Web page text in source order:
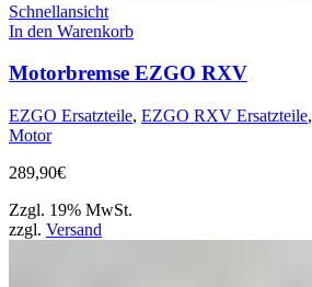
Schnellansicht
In den Warenkorb
Motorbremse EZGO RXV
EZGO Ersatzteile, EZGO RXV Ersatzteile,
Motor
289,90€
Zzgl. 19% MwSt.
zzgl. Versand